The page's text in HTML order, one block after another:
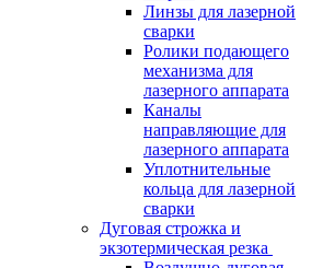
Линзы для лазерной
сварки
Ролики подающего
механизма для
лазерного аппарата
Каналы
направляющие для
лазерного аппарата
Уплотнительные
кольца для лазерной
сварки
Дуговая строжка и
экзотермическая резка